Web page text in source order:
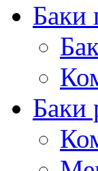
Баки
Баки